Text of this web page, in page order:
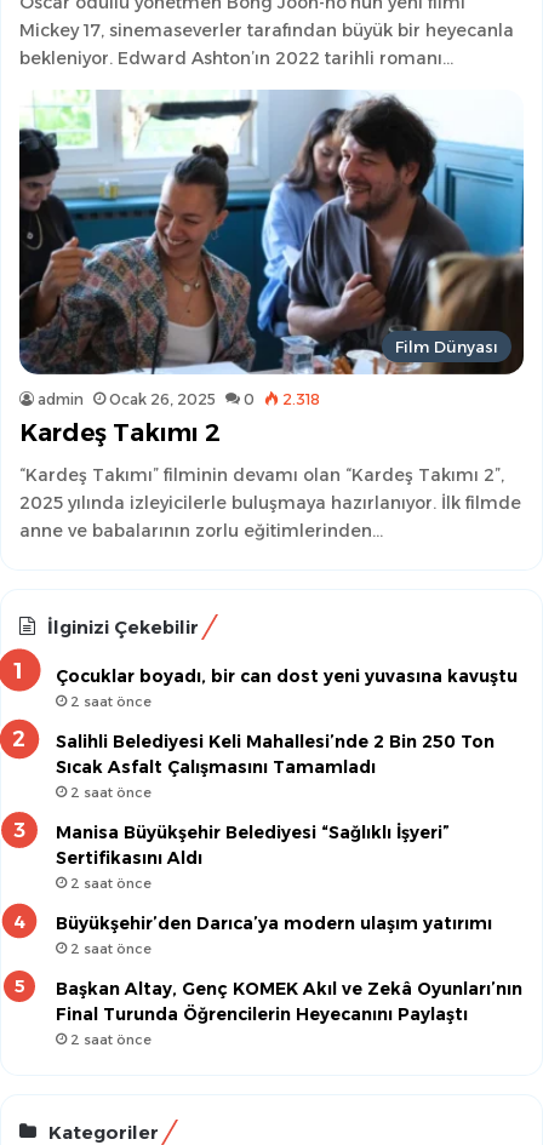
Mickey 17, sinemaseverler tarafından büyük bir heyecanla
bekleniyor. Edward Ashton’ın 2022 tarihli romanı…
Film Dünyası
admin Ocak 26, 2025 0 2.318
Kardeş Takımı 2
“Kardeş Takımı” filminin devamı olan “Kardeş Takımı 2”,
2025 yılında izleyicilerle buluşmaya hazırlanıyor. İlk filmde
anne ve babalarının zorlu eğitimlerinden…
İlginizi Çekebilir
Çocuklar boyadı, bir can dost yeni yuvasına kavuştu
2 saat önce
Salihli Belediyesi Keli Mahallesi’nde 2 Bin 250 Ton
Sıcak Asfalt Çalışmasını Tamamladı
2 saat önce
Manisa Büyükşehir Belediyesi “Sağlıklı İşyeri”
Sertifikasını Aldı
2 saat önce
Büyükşehir’den Darıca’ya modern ulaşım yatırımı
2 saat önce
Başkan Altay, Genç KOMEK Akıl ve Zekâ Oyunları’nın
Final Turunda Öğrencilerin Heyecanını Paylaştı
2 saat önce
Kategoriler